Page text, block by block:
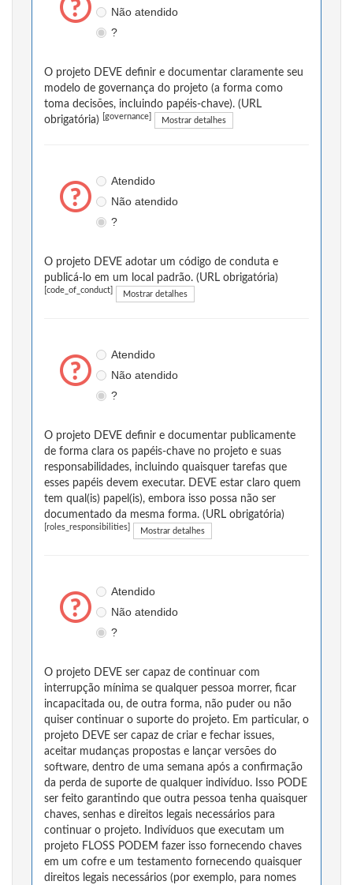
Não atendido
?
O projeto DEVE definir e documentar claramente seu
modelo de governança do projeto (a forma como
toma decisões, incluindo papéis-chave). (URL
obrigatória)
[governance] Mostrar detalhes
Atendido
Não atendido
?
O projeto DEVE adotar um código de conduta e
publicá-lo em um local padrão. (URL obrigatória)
[code_of_conduct] Mostrar detalhes
Atendido
Não atendido
?
O projeto DEVE definir e documentar publicamente
de forma clara os papéis-chave no projeto e suas
responsabilidades, incluindo quaisquer tarefas que
esses papéis devem executar. DEVE estar claro quem
tem qual(is) papel(is), embora isso possa não ser
documentado da mesma forma. (URL obrigatória)
[roles_responsibilities] Mostrar detalhes
Atendido
Não atendido
?
O projeto DEVE ser capaz de continuar com
interrupção mínima se qualquer pessoa morrer, ficar
incapacitada ou, de outra forma, não puder ou não
quiser continuar o suporte do projeto. Em particular, o
projeto DEVE ser capaz de criar e fechar issues,
aceitar mudanças propostas e lançar versões do
software, dentro de uma semana após a confirmação
da perda de suporte de qualquer indivíduo. Isso PODE
ser feito garantindo que outra pessoa tenha quaisquer
chaves, senhas e direitos legais necessários para
continuar o projeto. Indivíduos que executam um
projeto FLOSS PODEM fazer isso fornecendo chaves
em um cofre e um testamento fornecendo quaisquer
direitos legais necessários (por exemplo, para nomes